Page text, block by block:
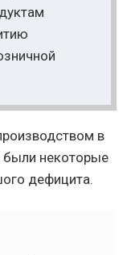
в
были некоторые
дефицита.